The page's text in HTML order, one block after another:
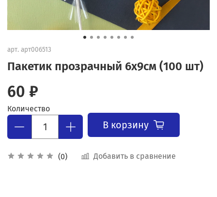
арт. арт006513
Пакетик прозрачный 6x9см (100 шт)
(0) Добавить в сравнение
60 ₽
Количество
В корзину